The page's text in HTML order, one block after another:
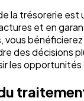
la trésorerie
et en
vous
des décisions
les